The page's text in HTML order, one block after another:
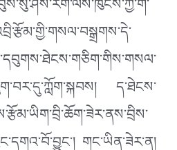
ད་ཐེངས་